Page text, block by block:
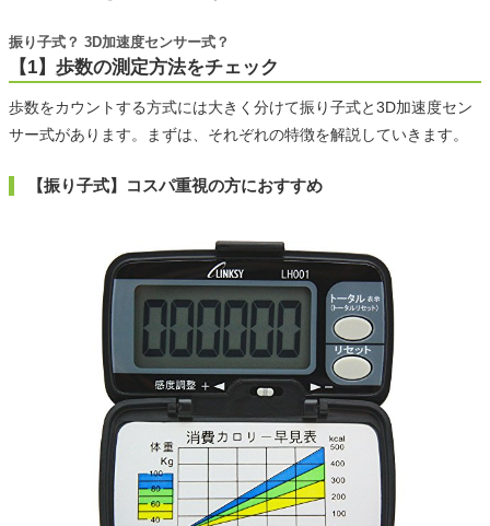
【1】歩数の測定方法をチェック
振り子式？ 3D加速度センサー式？
歩数をカウントする方式には大きく分けて振り子式と3D加速度セン
サー式があります。まずは、それぞれの特徴を解説していきます。
【振り子式】コスパ重視の方におすすめ